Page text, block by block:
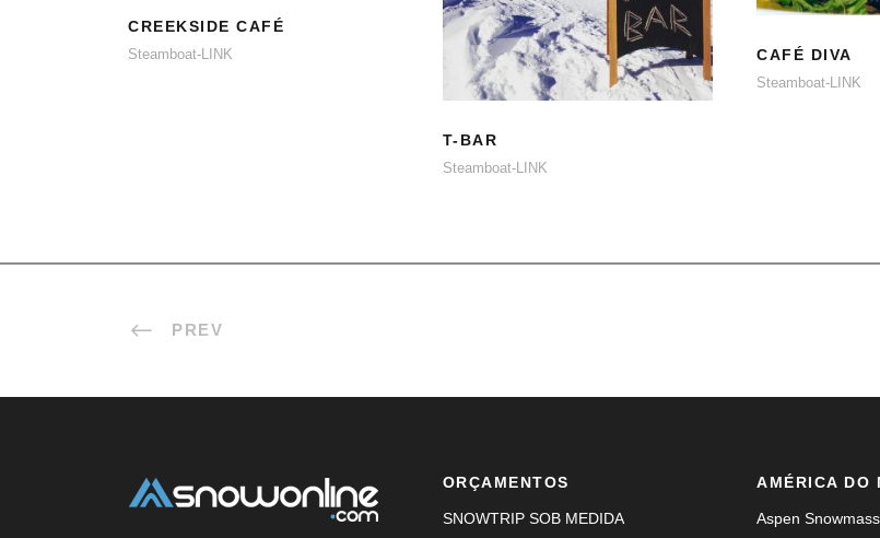
CREEKSIDE CAFÉ
Steamboat-LINK
T-BAR
T-BAR
Steamboat-LINK
CAFÉ DIVA
Steamboat-LINK
PREV
ORÇAMENTOS
SNOWTRIP SOB MEDIDA
AMÉRICA DO
Aspen